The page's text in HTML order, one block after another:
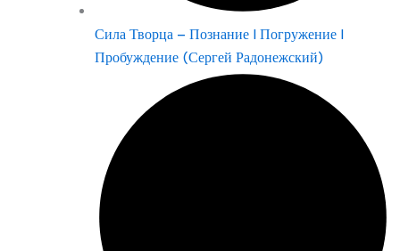
Сила Творца – Познание | Погружение |
Пробуждение (Сергей Радонежский)